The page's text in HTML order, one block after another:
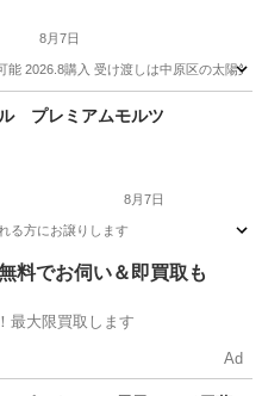
8月7日
能 2026.8購入 受け渡しは中原区の太陽
プレミアムモルツ
8月7日
る方にお譲りします
料でお伺い＆即買取も
最大限買取します
Ad